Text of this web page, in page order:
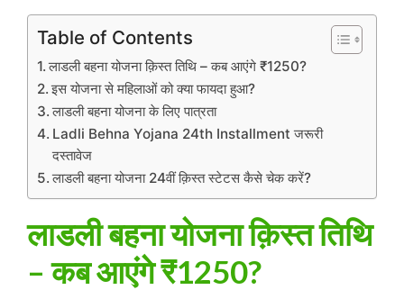
Table of Contents
लाडली बहना योजना क़िस्त तिथि – कब आएंगे ₹1250?
इस योजना से महिलाओं को क्या फायदा हुआ?
लाडली बहना योजना के लिए पात्रता
Ladli Behna Yojana 24th Installment जरूरी
दस्तावेज
लाडली बहना योजना 24वीं क़िस्त स्टेटस कैसे चेक करें?
लाडली बहना योजना क़िस्त तिथि
– कब आएंगे ₹1250?